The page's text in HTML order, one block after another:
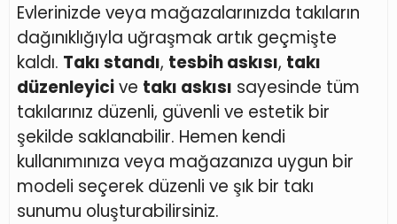
Evlerinizde veya mağazalarınızda takıların
dağınıklığıyla uğraşmak artık geçmişte
kaldı. Takı standı, tesbih askısı, takı
düzenleyicive takı askısı sayesinde tüm
takılarınız düzenli, güvenli ve estetik bir
şekilde saklanabilir. Hemen kendi
kullanımınıza veya mağazanıza uygun bir
modeli seçerek düzenli ve şık bir takı
sunumu oluşturabilirsiniz.